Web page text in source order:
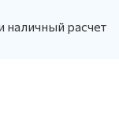
наличный расчет